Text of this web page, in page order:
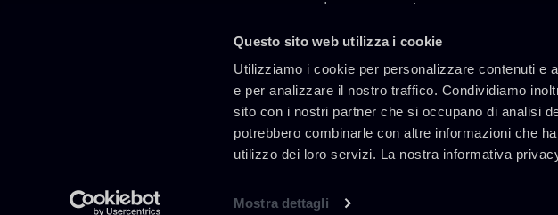
Questo sito web utilizza i cookie
Utilizziamo i cookie per personalizzare contenuti e
e per analizzare il nostro traffico. Condividiamo
sito con i nostri partner che si occupano di analisi
potrebbero combinarle con altre informazioni che
utilizzo dei loro servizi. La nostra informativa
Mostra dettagli
Lavora con noi